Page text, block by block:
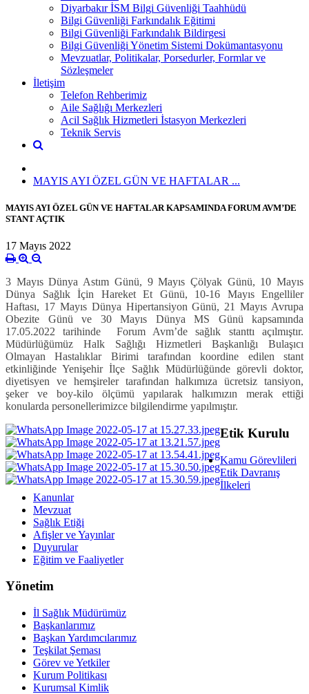
Diyarbakır İSM Bilgi Güvenliği Taahhüdü
Bilgi Güvenliği Farkındalık Eğitimi
Bilgi Güvenliği Farkındalık Bildirgesi
Bilgi Güvenliği Yönetim Sistemi Dokümantasyonu
Mevzuatlar, Politikalar, Porsedurler, Formlar ve
Sözleşmeler
İletişim
Telefon Rehberimiz
Aile Sağlığı Merkezleri
Acil Sağlık Hizmetleri İstasyon Merkezleri
Teknik Servis
MAYIS AYI ÖZEL GÜN VE HAFTALAR ...
MAYIS AYI ÖZEL GÜN VE HAFTALAR KAPSAMINDA FORUM AVM’DE
STANT AÇTIK
17 Mayıs 2022
3 Mayıs Dünya Astım Günü, 9 Mayıs Çölyak Günü, 10 Mayıs
Dünya Sağlık İçin Hareket Et Günü, 10-16 Mayıs Engelliler
Haftası, 17 Mayıs Dünya Hipertansiyon Günü, 21 Mayıs Avrupa
Obezite Günü ve 30 Mayıs Dünya MS Günü kapsamında
17.05.2022 tarihinde Forum Avm’de sağlık stanttı açılmıştır.
Müdürlüğümüz Halk Sağlığı Hizmetleri Başkanlığı Bulaşıcı
Olmayan Hastalıklar Birimi tarafından koordine edilen stant
etkinliğinde Yenişehir İlçe Sağlık Müdürlüğünde görevli doktor,
diyetisyen ve hemşireler tarafından halkımıza ücretsiz tansiyon,
şeker ve boy-kilo ölçümü yapılarak halkımızın merak ettiği
konularda personellerimizce bilgilendirme yapılmıştır.
Etik Kurulu
Kamu Görevlileri
Etik Davranış
İlkeleri
Kanunlar
Mevzuat
Sağlık Etiği
Afişler ve Yayınlar
Duyurular
Eğitim ve Faaliyetler
Yönetim
İl Sağlık Müdürümüz
Başkanlarımız
Başkan Yardımcılarımız
Teşkilat Şeması
Görev ve Yetkiler
Kurum Politikası
Kurumsal Kimlik